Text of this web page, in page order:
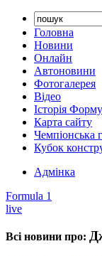
Головна
Новини
Онлайн
Автоновини
Фотогалерея
Відео
Історія
Карта сайту
Чемпіонська
Кубок
Адмінка
Formula 1
live
Всі новини про: